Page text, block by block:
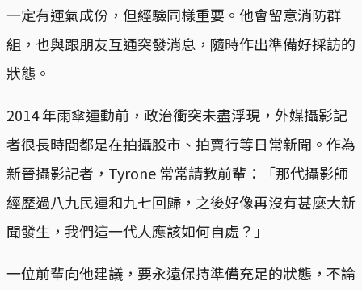
一定有運氣成份，但經驗同樣重要。他會留意消防群
組，也與跟朋友互通突發消息，隨時作出準備好採訪的
狀態。
2014 年雨傘運動前，政治衝突未盡浮現，外媒攝影記
者很長時間都是在拍攝股市、拍賣行等日常新聞。作為
新晉攝影記者，Tyrone 常常請教前輩：「那代攝影師
經歷過八九民運和九七回歸，之後好像再沒有甚麼大新
聞發生，我們這一代人應該如何自處？」
一位前輩向他建議，要永遠保持準備充足的狀態，不論